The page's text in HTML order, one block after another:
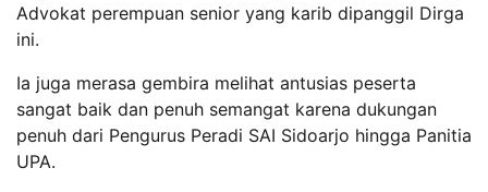
Advokat perempuan senior yang karib dipanggil Dirga
ini.
Ia juga merasa gembira melihat antusias peserta
sangat baik dan penuh semangat karena dukungan
penuh dari Pengurus Peradi SAI Sidoarjo hingga Panitia
UPA.